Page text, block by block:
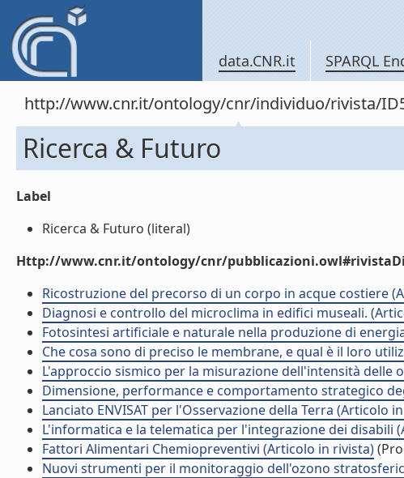
data.CNR.it SPARQL
http://www.cnr.it/ontology/cnr/individuo/rivista/
Ricerca & Futuro
Label
Ricerca & Futuro (literal)
Http://www.cnr.it/ontology/cnr/pubblicazioni.owl#rivistaDi
Ricostruzione del precorso di un corpo in acque costiere
Diagnosi e controllo del microclima in edifici museali.
Fotosintesi artificiale e naturale nella produzione di
Che cosa sono di preciso le membrane, e qual è il loro
L'approccio sismico per la misurazione dell'intensità delle
Dimensione, performance e comportamento strategico
Lanciato ENVISAT per l'Osservazione della Terra (Articolo
L'informatica e la telematica per l'integrazione dei disabili
Fattori Alimentari Chemiopreventivi (Articolo in rivista)
Nuovi strumenti per il monitoraggio dell'ozono